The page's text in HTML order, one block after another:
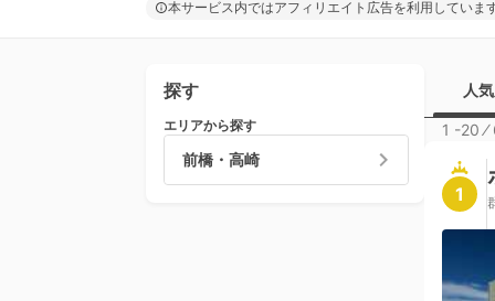
本サービス内ではアフィリエイト広告を利用していま
探す
エリアから探す
前橋・高崎
人
1 -20 ⁄
1